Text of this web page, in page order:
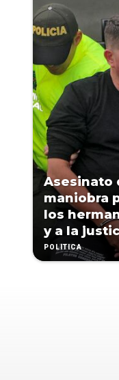
Asesinato
maniobra
los
y a la
POLÍTICA